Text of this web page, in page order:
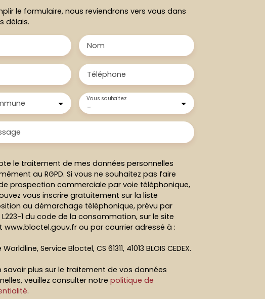
le formulaire, nous reviendrons vers vous dans
délais.
Nom
Téléphone
-
Vous souhaitez
le traitement de mes données personnelles
au RGPD. Si vous ne souhaitez pas faire
prospection commerciale par voie téléphonique,
vous inscrire gratuitement sur la liste
au démarchage téléphonique, prévu par
1 du code de la consommation, sur le site
www.bloctel.gouv.fr ou par courrier adressé à :
Service Bloctel, CS 61311, 41013 BLOIS CEDEX.
savoir plus sur le traitement de vos données
veuillez consulter notre politique de
.